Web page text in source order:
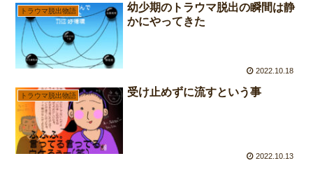
トラウマ脱出物語
幼少期のトラウマ脱出の瞬間は静
かにやってきた
2022.10.18
トラウマ脱出物語 受け止めずに流すという事
2022.10.13